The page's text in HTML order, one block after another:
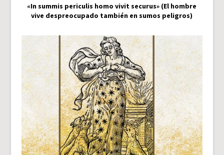
«In summis periculis homo vivit securus» (El hombre
vive despreocupado también en sumos peligros)